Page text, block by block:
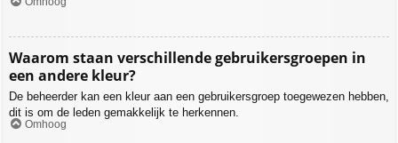
Waarom staan verschillende gebruikersgroepen in
een andere kleur?
De beheerder kan een kleur aan een gebruikersgroep toegewezen hebben,
dit is om de leden gemakkelijk te herkennen.
Omhoog